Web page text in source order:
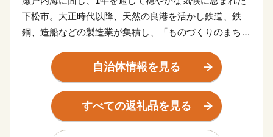
下松市。大正時代以降、天然の良港を活かし鉄道、鉄
鋼、造船などの製造業が集積し、「ものづくりのまち」
が進み、商業施設がコンパクトに集約しており「住みよ
い」まちとして評価されています。
【くだまつ 地名の由来】～降星伝説～
自治体情報を見る
すべての返礼品を見る